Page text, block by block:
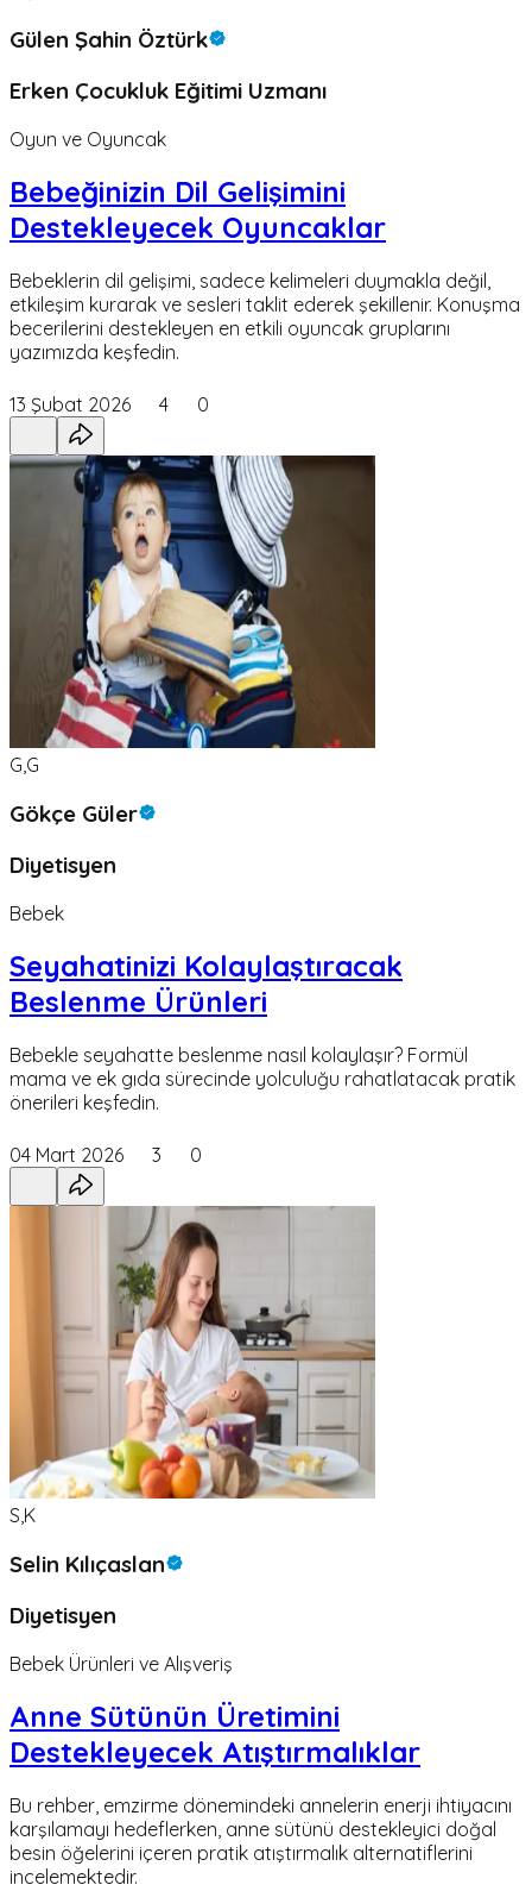
Gülen Şahin Öztürk
Erken Çocukluk Eğitimi Uzmanı
Oyun ve Oyuncak
Bebeğinizin Dil Gelişimini
Destekleyecek Oyuncaklar
Bebeklerin dil gelişimi, sadece kelimeleri duymakla değil,
etkileşim kurarak ve sesleri taklit ederek şekillenir. Konuşma
becerilerini destekleyen en etkili oyuncak gruplarını
yazımızda keşfedin.
13 Şubat 2026 4 0
G,G
Gökçe Güler
Diyetisyen
Bebek
Seyahatinizi Kolaylaştıracak
Beslenme Ürünleri
Bebekle seyahatte beslenme nasıl kolaylaşır? Formül
mama ve ek gıda sürecinde yolculuğu rahatlatacak pratik
önerileri keşfedin.
04 Mart 2026 3 0
S,K
Selin Kılıçaslan
Diyetisyen
Bebek Ürünleri ve Alışveriş
Anne Sütünün Üretimini
Destekleyecek Atıştırmalıklar
Bu rehber, emzirme dönemindeki annelerin enerji ihtiyacını
karşılamayı hedeflerken, anne sütünü destekleyici doğal
besin öğelerini içeren pratik atıştırmalık alternatiflerini
incelemektedir.